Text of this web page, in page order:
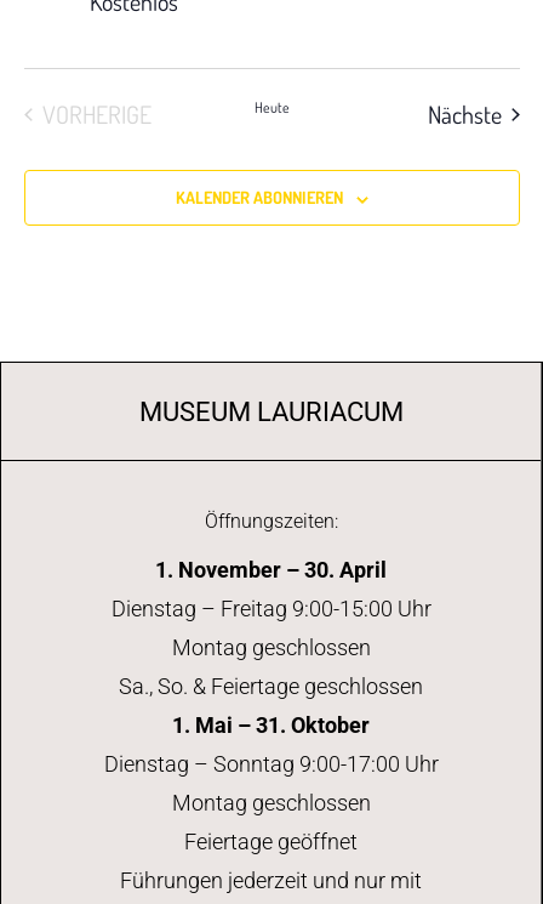
VORHERIGE
Heute Nächste
KALENDER ABONNIEREN
MUSEUM LAURIACUM
Öffnungszeiten:
1. November – 30. April
Dienstag – Freitag 9:00-15:00 Uhr
Montag geschlossen
Sa., So. & Feiertage geschlossen
1. Mai – 31. Oktober
Dienstag – Sonntag 9:00-17:00 Uhr
Montag geschlossen
Feiertage geöffnet
Führungen jederzeit und nur mit